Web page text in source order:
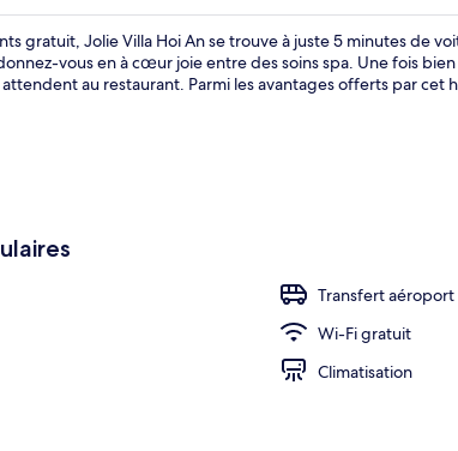
gratuit, Jolie Villa Hoi An se trouve à juste 5 minutes de
vous en à cœur joie entre des soins spa. Une fois
au restaurant. Parmi les avantages offerts par
Transfert aéroport
Wi-Fi gratuit
Climatisation